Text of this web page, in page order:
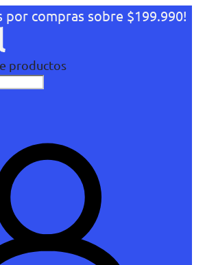
por compras sobre $199.990!
productos